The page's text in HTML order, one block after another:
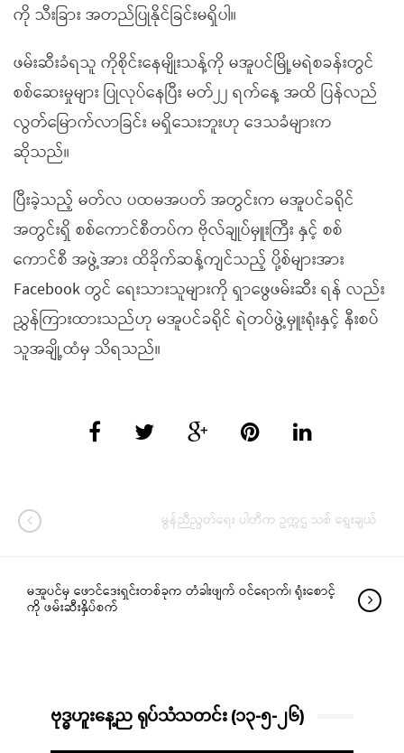
ကို သီးခြား အတည်ပြုနိုင်ခြင်းမရှိပါ။
ဖမ်းဆီးခံရသူ ကိုစိုင်းနေမျိုးသန့်ကို မအူပင်မြို့မရဲစခန်းတွင်
စစ်ဆေးမှုများ ပြုလုပ်နေပြီး မတ်၂၂ ရက်နေ့ အထိ ပြန်လည်
လွတ်မြောက်လာခြင်း မရှိသေးဘူးဟု ဒေသခံများက
ဆိုသည်။
ပြီးခဲ့သည့် မတ်လ ပထမအပတ် အတွင်းက မအူပင်ခရိုင်
အတွင်းရှိ စစ်ကောင်စီတပ်က ဗိုလ်ချုပ်မှူးကြီး နှင့် စစ်
ကောင်စီ အဖွဲ့အား ထိခိုက်ဆန့်ကျင်သည့် ပို့စ်များအား
Facebook တွင် ရေးသားသူများကို ရှာဖွေဖမ်းဆီး ရန် လည်း
ညွှန်ကြားထားသည်ဟု မအူပင်ခရိုင် ရဲတပ်ဖွဲ့မှူးရုံးနှင့် နီးစပ်
သူအချို့ထံမှ သိရသည်။
မွန်ညီညွတ်ရေး ပါတီက ဥက္ကဌ သစ် ရွေးချယ်
မအူပင်မှ ဖောင်ဒေးရှင်းတစ်ခုက တံခါးဖျက် ဝင်ရောက်၊ ရုံးစောင့်
ကို ဖမ်းဆီးနှိပ်စက်
ဗုဒ္ဓဟူးနေ့ည ရုပ်သံသတင်း (၁၃-၅-၂၆)